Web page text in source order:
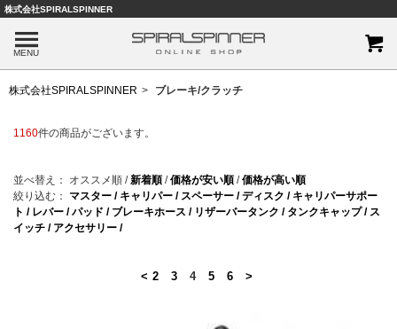
株式会社SPIRALSPINNER
MENU
株式会社SPIRALSPINNER ブレーキ/クラッチ
1160件の商品がございます。
並べ替え： オススメ順 /新着順 /価格が安い順 /価格が高い順
絞り込む： マスター / キャリパー / スペーサー / ディスク / キャリパーサポー
ト / レバー / パッド / ブレーキホース / リザーバータンク / タンクキャップ / ス
イッチ / アクセサリー /
< 2 3 4 5 6 >